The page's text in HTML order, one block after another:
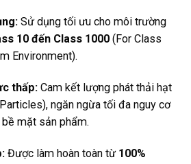
Sử dụng tối ưu cho môi trường
10 đến Class 1000 (For Class
Environment).
thấp: Cam kết lượng phát thải hạt
ngăn ngừa tối đa nguy cơ
mặt sản phẩm.
Được làm hoàn toàn từ 100%